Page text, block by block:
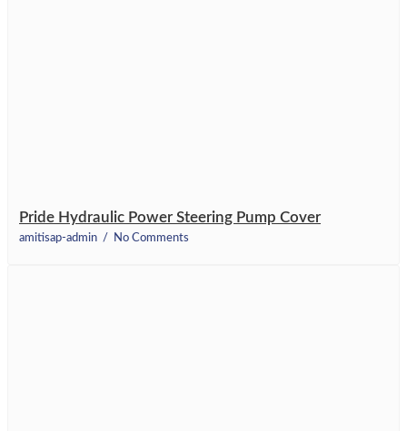
Pride Hydraulic Power Steering Pump Cover
amitisap-admin No Comments